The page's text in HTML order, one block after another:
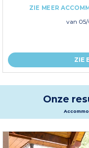
ZIE MEER
van
ZIE
Onze